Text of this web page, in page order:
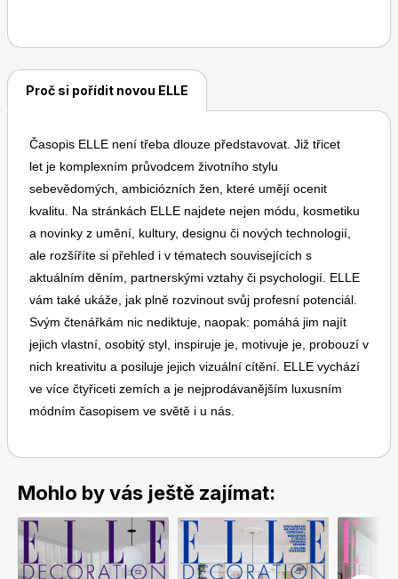
Dětské časopisy
Burda Best of
Burda Kids
Toprecepty.cz
Proč si pořídit novou ELLE
Časopis ELLE není třeba dlouze představovat. Již třicet
let je komplexním průvodcem životního stylu
sebevědomých, ambiciózních žen, které umějí ocenit
kvalitu. Na stránkách ELLE najdete nejen módu, kosmetiku
a novinky z umění, kultury, designu či nových technologií,
ale rozšíříte si přehled i v tématech souvisejících s
aktuálním děním, partnerskými vztahy či psychologií. ELLE
vám také ukáže, jak plně rozvinout svůj profesní potenciál.
Svým čtenářkám nic nediktuje, naopak: pomáhá jim najít
jejich vlastní, osobitý styl, inspiruje je, motivuje je, probouzí v
nich kreativitu a posiluje jejich vizuální cítění. ELLE vychází
ve více čtyřiceti zemích a je nejprodávanějším luxusním
módním časopisem ve světě i u nás.
Mohlo by vás ještě zajímat: